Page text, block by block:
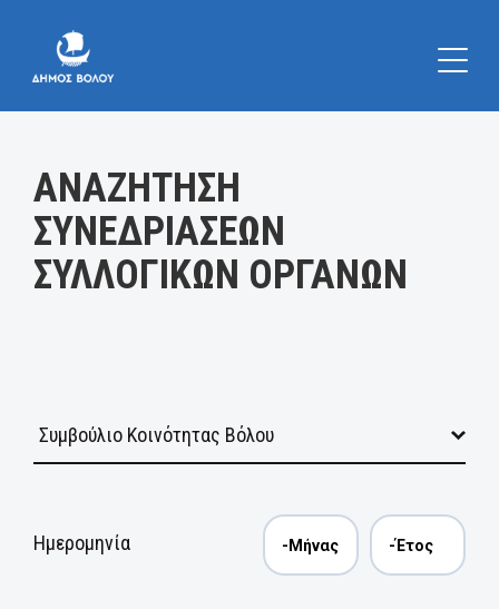
ΑΝΑΖΗΤΗΣΗ
ΣΥΝΕΔΡΙΑΣΕΩΝ
ΣΥΛΛΟΓΙΚΩΝ ΟΡΓΑΝΩΝ
Ημερομηνία